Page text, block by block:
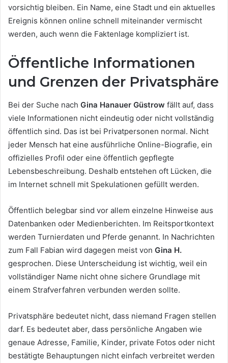
vorsichtig bleiben. Ein Name, eine Stadt und ein aktuelles
Ereignis können online schnell miteinander vermischt
werden, auch wenn die Faktenlage kompliziert ist.
Öffentliche Informationen
und Grenzen der Privatsphäre
Bei der Suche nach Gina Hanauer Güstrow fällt auf, dass
viele Informationen nicht eindeutig oder nicht vollständig
öffentlich sind. Das ist bei Privatpersonen normal. Nicht
jeder Mensch hat eine ausführliche Online-Biografie, ein
offizielles Profil oder eine öffentlich gepflegte
Lebensbeschreibung. Deshalb entstehen oft Lücken, die
im Internet schnell mit Spekulationen gefüllt werden.
Öffentlich belegbar sind vor allem einzelne Hinweise aus
Datenbanken oder Medienberichten. Im Reitsportkontext
werden Turnierdaten und Pferde genannt. In Nachrichten
zum Fall Fabian wird dagegen meist von Gina H.
gesprochen. Diese Unterscheidung ist wichtig, weil ein
vollständiger Name nicht ohne sichere Grundlage mit
einem Strafverfahren verbunden werden sollte.
Privatsphäre bedeutet nicht, dass niemand Fragen stellen
darf. Es bedeutet aber, dass persönliche Angaben wie
genaue Adresse, Familie, Kinder, private Fotos oder nicht
bestätigte Behauptungen nicht einfach verbreitet werden